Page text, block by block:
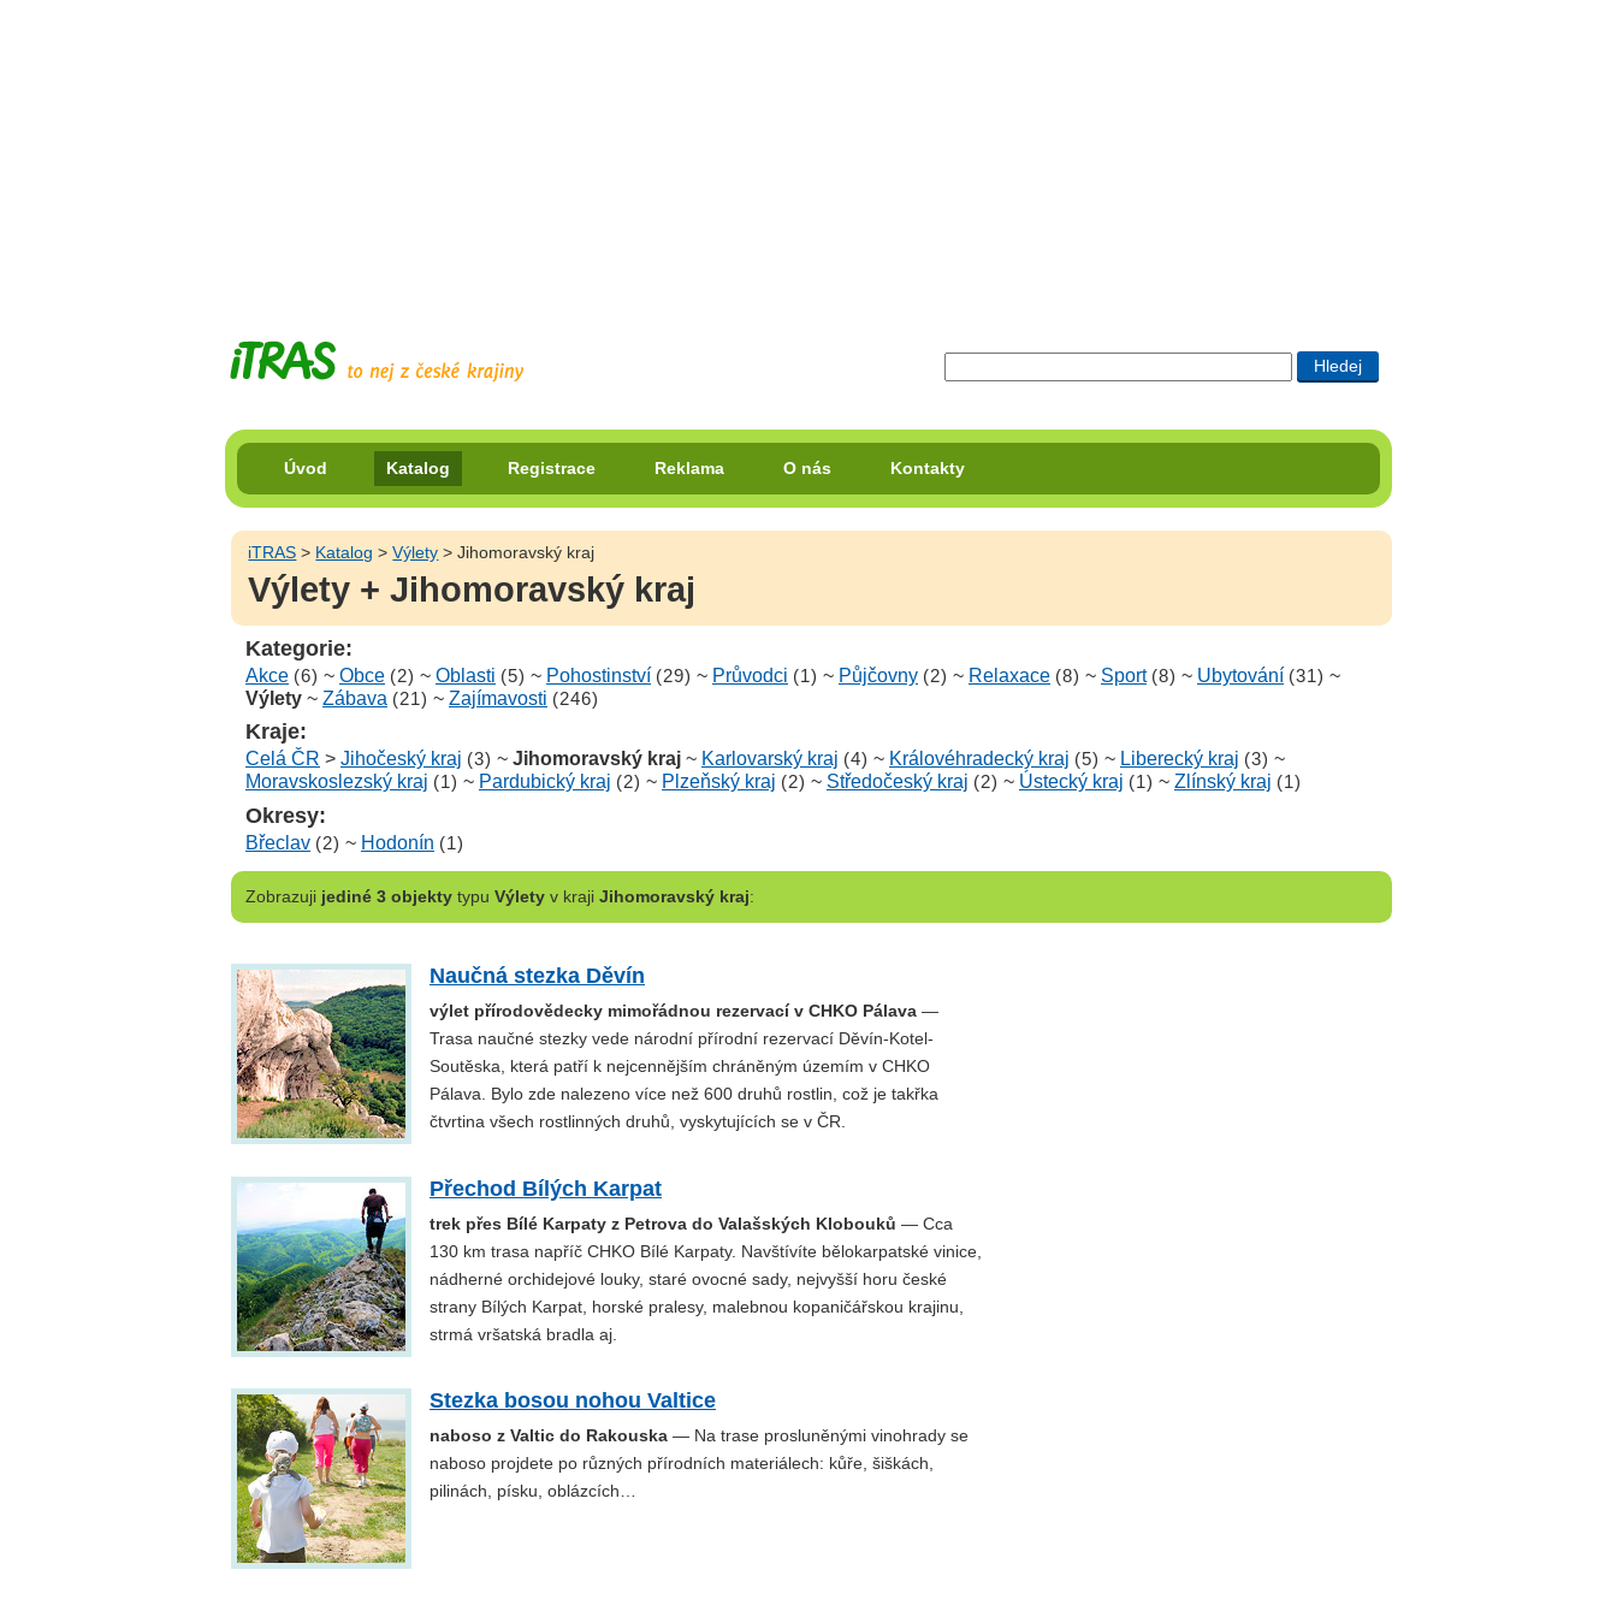
Úvod Katalog Registrace Reklama O nás Kontakty
iTRAS > Katalog >Výlety > Jihomoravský kraj
Výlety + Jihomoravský kraj
Kategorie:
Akce (6) ~ Obce (2) ~ Oblasti (5) ~ Pohostinství (29) ~ Průvodci (1) ~ Půjčovny (2) ~ Relaxace (8) ~ Sport (8) ~ Ubytování (31) ~
Výlety ~ Zábava (21) ~ Zajímavosti (246)
Kraje:
Celá ČR > Jihočeský kraj (3) ~ Jihomoravský kraj ~ Karlovarský kraj (4) ~ Královéhradecký kraj (5) ~ Liberecký kraj (3) ~
Moravskoslezský kraj (1) ~ Pardubický kraj (2) ~ Plzeňský kraj (2) ~ Středočeský kraj (2) ~ Ústecký kraj (1) ~ Zlínský kraj (1)
Okresy:
Břeclav (2) ~ Hodonín (1)
Zobrazuji jediné 3 objektytypu Výletyv kraji Jihomoravský kraj:
Naučná stezka Děvín
výlet přírodovědecky mimořádnou rezervací v CHKO Pálava —
Trasa naučné stezky vede národní přírodní rezervací Děvín-Kotel-
Soutěska, která patří k nejcennějším chráněným územím v CHKO
Pálava. Bylo zde nalezeno více než 600 druhů rostlin, což je takřka
čtvrtina všech rostlinných druhů, vyskytujících se v ČR.
Přechod Bílých Karpat
trek přes Bílé Karpaty z Petrova do Valašských Klobouků — Cca
130 km trasa napříč CHKO Bílé Karpaty. Navštívíte bělokarpatské vinice,
nádherné orchidejové louky, staré ovocné sady, nejvyšší horu české
strany Bílých Karpat, horské pralesy, malebnou kopaničářskou krajinu,
strmá vršatská bradla aj.
Stezka bosou nohou Valtice
naboso z Valtic do Rakouska — Na trase prosluněnými vinohrady se
naboso projdete po různých přírodních materiálech: kůře, šiškách,
pilinách, písku, oblázcích…